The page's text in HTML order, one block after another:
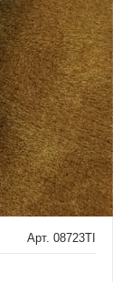
Арт. 08723TI